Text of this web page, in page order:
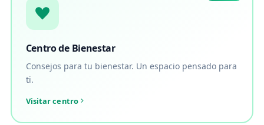
Centro de Bienestar
Consejos para tu bienestar. Un espacio pensado para
ti.
Visitar centro